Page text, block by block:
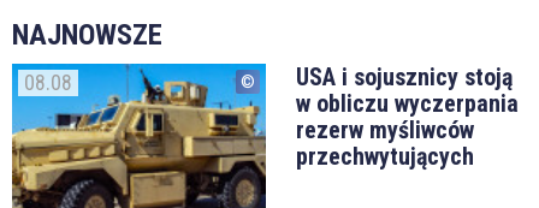
NAJNOWSZE
08.08
USA i sojusznicy stoją
w obliczu wyczerpania
rezerw myśliwców
przechwytujących